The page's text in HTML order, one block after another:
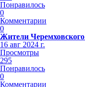
Понравилось
0
Комментарии
0
Жители
16 авг 2024 г.
Просмотры
295
Понравилось
0
Комментарии